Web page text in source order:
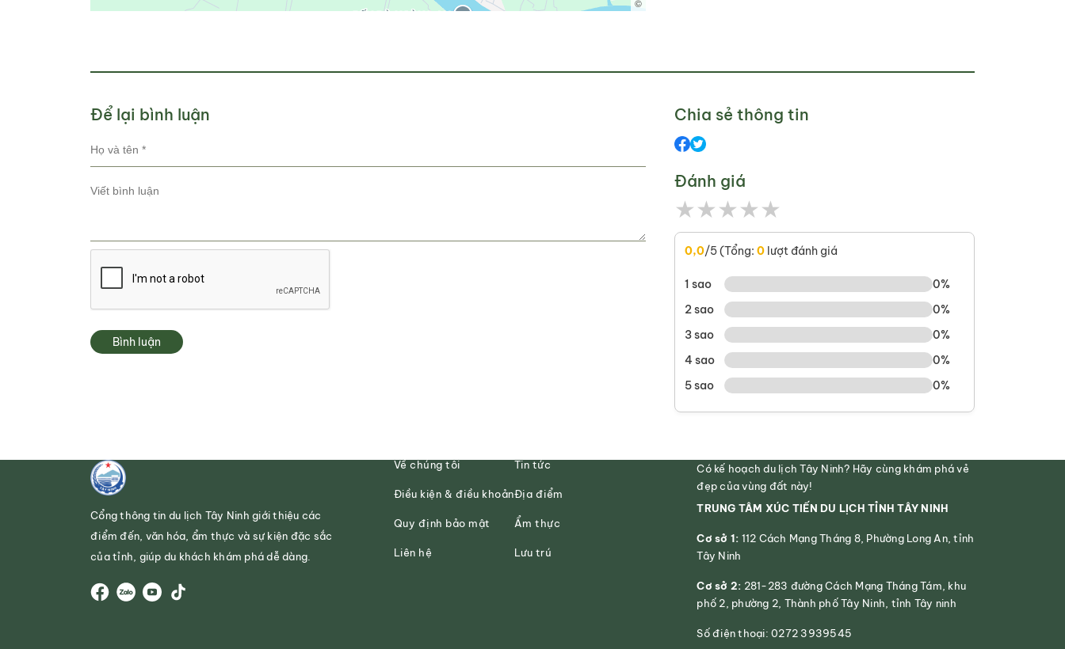
©
Để lại bình luận
Bình luận
Chia sẻ thông tin
Đánh giá
★★★★★
0,0/5 (Tổng:0 lượt đánh giá
1 sao
0%
2 sao
0%
3 sao
0%
4 sao
0%
5 sao
0%
Cổng thông tin du lịch Tây Ninh giới thiệu các
điểm đến, văn hóa, ẩm thực và sự kiện đặc sắc
của tỉnh, giúp du khách khám phá dễ dàng.
Về chúng tôi
Điều kiện & điều khoản
Quy định bảo mật
Liên hệ
Tin tức
Địa điểm
Ẩm thực
Lưu trú
Có kế hoạch du lịch Tây Ninh? Hãy cùng khám phá vẻ
đẹp của vùng đất này!
TRUNG TÂM XÚC TIẾN DU LỊCH TỈNH TÂY NINH
Cơ sở 1: 112 Cách Mạng Tháng 8, Phường Long An, tỉnh
Tây Ninh
Cơ sở 2: 281-283 đường Cách Mạng Tháng Tám, khu
phố 2, phường 2, Thành phố Tây Ninh, tỉnh Tây ninh
Số điện thoại: 0272 3939545